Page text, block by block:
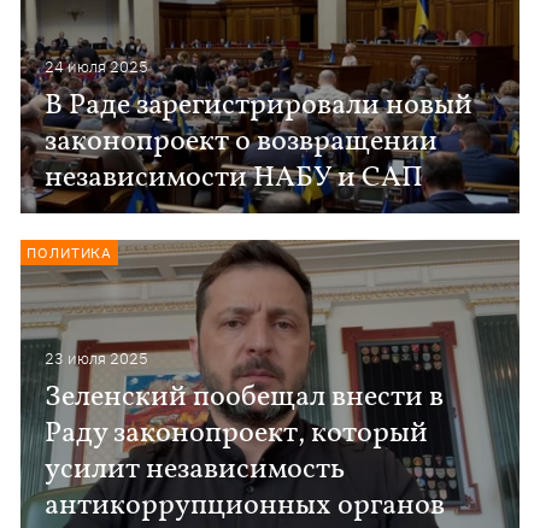
24 июля 2025
В Раде зарегистрировали новый
законопроект о возвращении
независимости НАБУ и САП
23 июля 2025
Зеленский пообещал внести в
Раду законопроект, который
усилит независимость
антикоррупционных органов
ПОЛИТИКА